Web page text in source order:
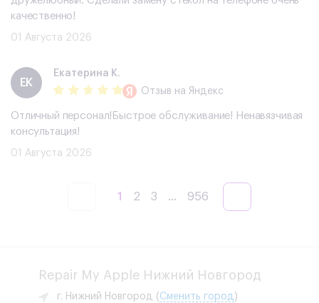
качественно!
01 Августа 2026
ЕК
Екатерина К.
Отзыв на Яндекс
Отличный персонал!Быстрое обслуживание! Ненавязчивая
консультация!
01 Августа 2026
1 2 3 ... 956
Repair My Apple Нижний Новгород
г. Нижний Новгород ( Сменить город )